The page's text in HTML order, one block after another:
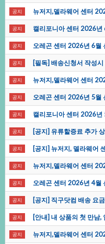
공지 뉴저지,델라웨어센터
공지 캘리포니아센터2026
공지 오레곤센터2026년6월
공지 [필독]배송신청서작성
공지 뉴저지,델라웨어센터
공지 오레곤센터2026년5월
공지 캘리포니아센터2026
공지 [공지]유류할증료추가
공지 [공지]뉴저지,델라웨어
공지 뉴저지,델라웨어센터
공지 오레곤센터2026년4월
공지 [공지]직구닷컴배송요
공지 [안내]내상품의첫만남
공지 뉴저지,델라웨어센터